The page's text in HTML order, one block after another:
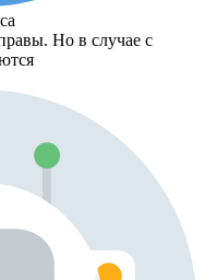
Но в случае с